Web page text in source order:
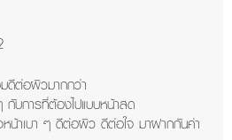
ดีต่อผิวมากกว่า
กับการที่ต้องไปแบบหน้าสด
หน้าเบา ๆ ดีต่อผิว ดีต่อใจ มาฝากกันค่า